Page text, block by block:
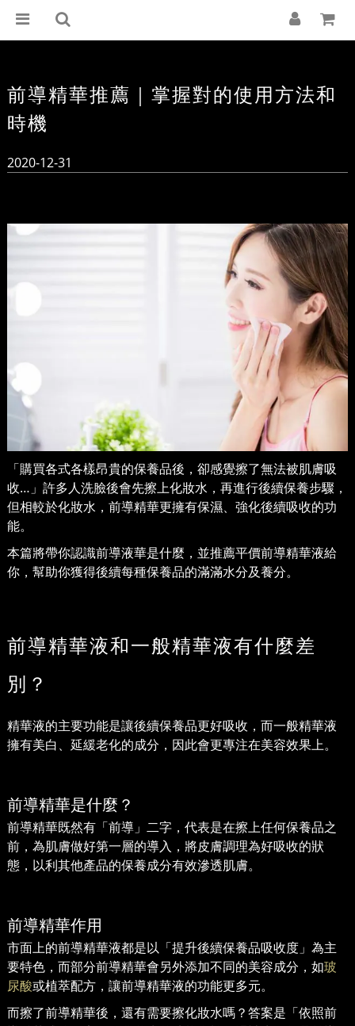
前導精華推薦｜掌握對的使用方法和
時機
2020-12-31
「購買各式各樣昂貴的保養品後，卻感覺擦了無法被肌膚吸
收…」許多人洗臉後會先擦上化妝水，再進行後續保養步驟，
但相較於化妝水，前導精華更擁有保濕、強化後續吸收的功
能。
本篇將帶你認識前導液華是什麼，並推薦平價前導精華液給
你，幫助你獲得後續每種保養品的滿滿水分及養分。
前導精華液和一般精華液有什麼差
別？
精華液的主要功能是讓後續保養品更好吸收，而一般精華液
擁有美白、延緩老化的成分，因此會更專注在美容效果上。
前導精華是什麼？
前導精華既然有「前導」二字，代表是在擦上任何保養品之
前，為肌膚做好第一層的導入，將皮膚調理為好吸收的狀
態，以利其他產品的保養成分有效滲透肌膚。
前導精華作用
市面上的前導精華液都是以「提升後續保養品吸收度」為主
要特色，而部分前導精華會另外添加不同的美容成分，如玻
尿酸或植萃配方，讓前導精華液的功能更多元。
而擦了前導精華後，還有需要擦化妝水嗎？答案是「依照前